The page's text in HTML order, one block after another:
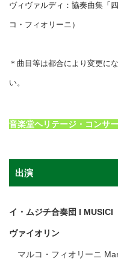
ヴィヴァルディ：協奏曲集「
コ・フィオリーニ）
＊曲目等は都合により変更に
い。
音楽堂ヘリテージ・コンサ
出演
イ・ムジチ合奏団 I MUSICI
ヴァイオリン
マルコ・フィオリーニ